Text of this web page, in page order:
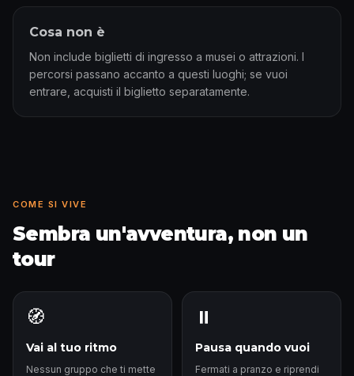
Cosa non è
Non include biglietti di ingresso a musei o attrazioni. I
percorsi passano accanto a questi luoghi; se vuoi
entrare, acquisti il biglietto separatamente.
COME SI VIVE
Sembra un'avventura, non un
tour
🧭
Vai al tuo ritmo
Nessun gruppo che ti mette
⏸️
Pausa quando vuoi
Fermati a pranzo e riprendi